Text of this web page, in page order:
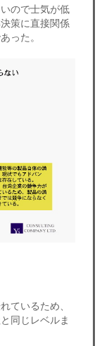
ので士気が低
策に直接関係
った。
ているため、
同じレベルま